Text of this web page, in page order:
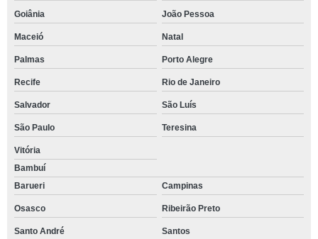
Goiânia João Pessoa
Maceió Natal
Palmas Porto Alegre
Recife Rio de Janeiro
Salvador São Luís
São Paulo Teresina
Vitória
Bambuí
Barueri
Campinas
Osasco Ribeirão Preto
Santo André Santos